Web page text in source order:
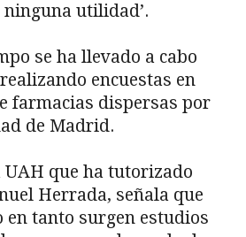
utilidad’.
se ha llevado a cabo
encuestas en
farmacias dispersas por
de Madrid.
UAH que ha tutorizado
Herrada, señala que
en tanto surgen estudios